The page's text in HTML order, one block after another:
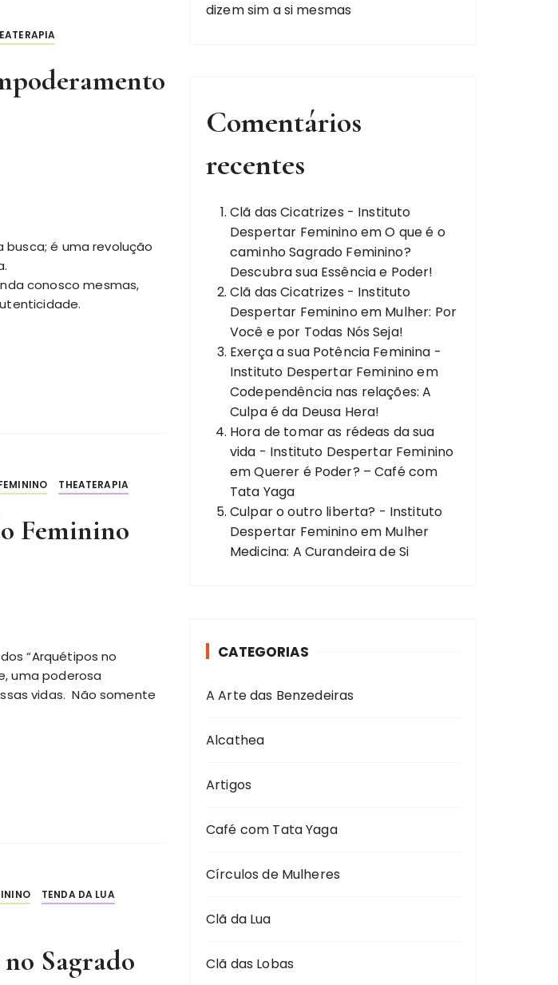
é uma revolução
conosco mesmas,
THEATERAPIA
Feminino
“Arquétipos no
uma poderosa
vidas. Não somente
TENDA DA LUA
Sagrado
dizem sim a si mesmas
Comentários
recentes
Clã das Cicatrizes - Instituto
Despertar FemininoemO que é o
caminho Sagrado Feminino?
Descubra sua Essência e Poder!
Clã das Cicatrizes - Instituto
Despertar Femininoem Mulher: Por
Você e por Todas Nós Seja!
Exerça a sua Potência Feminina -
Instituto Despertar Femininoem
Codependência nas relações: A
Culpa é da Deusa Hera!
Hora de tomar as rédeas da sua
vida - Instituto Despertar Feminino
emQuerer é Poder? – Café com
Tata Yaga
Culpar o outro liberta? - Instituto
Despertar Femininoem Mulher
Medicina: A Curandeira de Si
CATEGORIAS
A Arte das Benzedeiras
Alcathea
Artigos
Café com Tata Yaga
Círculos de Mulheres
Clã da Lua
Clã das Lobas